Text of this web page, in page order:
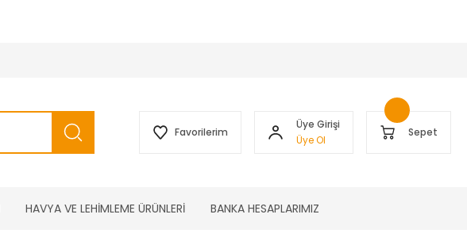
Favorilerim
Üye Girişi
Üye Ol
Sepet
HAVYA VE LEHİMLEME ÜRÜNLERİ BANKA HESAPLARIMIZ